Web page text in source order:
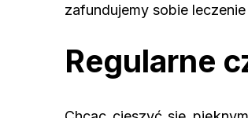
zafundujemy sobie
Regularne